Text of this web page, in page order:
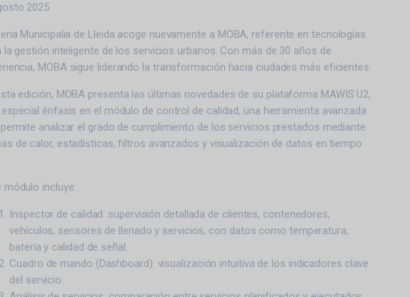
2025
Municipalia de Lleida acoge nuevamente a MOBA, referente en tecnologías
la gestión inteligente de los servicios urbanos. Con más de 30 años de
MOBA sigue liderando la transformación hacia ciudades más eficientes.
edición, MOBA presenta las últimas novedades de su plataforma MAWIS U2,
énfasis en el módulo de control de calidad, una herramienta avanzada
analizar el grado de cumplimiento de los servicios prestados mediante
de calor, estadísticas, filtros avanzados y visualización de datos en tiempo
módulo incluye:
Inspector de calidad: supervisión detallada de clientes, contenedores,
vehículos, sensores de llenado y servicios, con datos como temperatura,
batería y calidad de señal.
Cuadro de mando (Dashboard): visualización intuitiva de los indicadores clave
del servicio.